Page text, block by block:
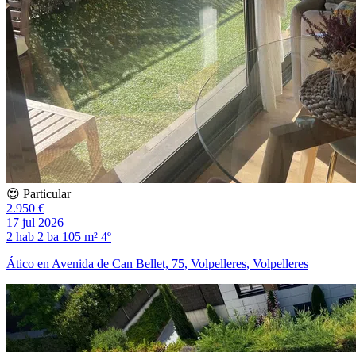
😍 Particular
2.950 €
17 jul 2026
2 hab 2 ba 105 m² 4º
Ático en Avenida de Can Bellet, 75, Volpelleres, Volpelleres